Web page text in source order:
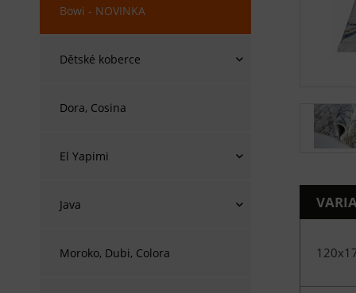
Bowi - NOVINKA
Dětské koberce
Dora, Cosina
El Yapimi
Java
Moroko, Dubi, Colora